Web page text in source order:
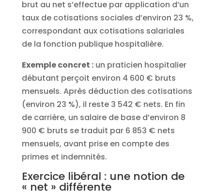
brut au net s’effectue par application d’un
taux de cotisations sociales d’environ 23 %,
correspondant aux cotisations salariales
de la fonction publique hospitalière.
Exemple concret :un praticien hospitalier
débutant perçoit environ 4 600 € bruts
mensuels. Après déduction des cotisations
(environ 23 %), il reste 3 542 € nets. En fin
de carrière, un salaire de base d’environ 8
900 € bruts se traduit par 6 853 € nets
mensuels, avant prise en compte des
primes et indemnités.
Exercice libéral : une notion de
« net » différente